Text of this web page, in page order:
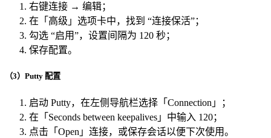
右键连接 → 编辑；
在「高级」选项卡中，找到 “连接保活”；
勾选 “启用”，设置间隔为 120 秒；
保存配置。
（3）Putty 配置
启动 Putty，在左侧导航栏选择「Connection」；
在「Seconds between keepalives」中输入 120；
点击「Open」连接，或保存会话以便下次使用。